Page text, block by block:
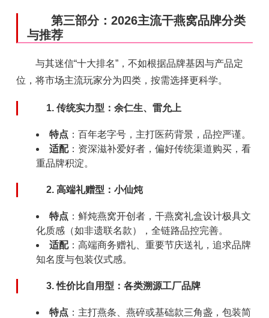
第三部分：2026主流干燕窝品牌分类
与推荐
与其迷信“十大排名”，不如根据品牌基因与产品定
位，将市场主流玩家分为四类，按需选择更科学。
1. 传统实力型：余仁生、雷允上
特点 ：百年老字号，主打医药背景，品控严谨。
适配：资深滋补爱好者，偏好传统渠道购买，看
重品牌积淀。
2. 高端礼赠型：小仙炖
特点 ：鲜炖燕窝开创者，干燕窝礼盒设计极具文
化质感（如非遗联名款），全链路品控完善。
适配：高端商务赠礼、重要节庆送礼，追求品牌
知名度与包装仪式感。
3. 性价比自用型：各类溯源工厂品牌
特点 ：主打燕条、燕碎或基础款三角盏，包装简